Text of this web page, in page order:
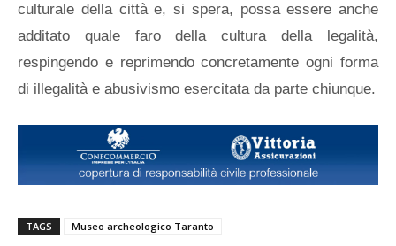
culturale della città e, si spera, possa essere anche
additato quale faro della cultura della legalità,
respingendo e reprimendo concretamente ogni forma
di illegalità e abusivismo esercitata da parte chiunque.
TAGS Museo archeologico Taranto